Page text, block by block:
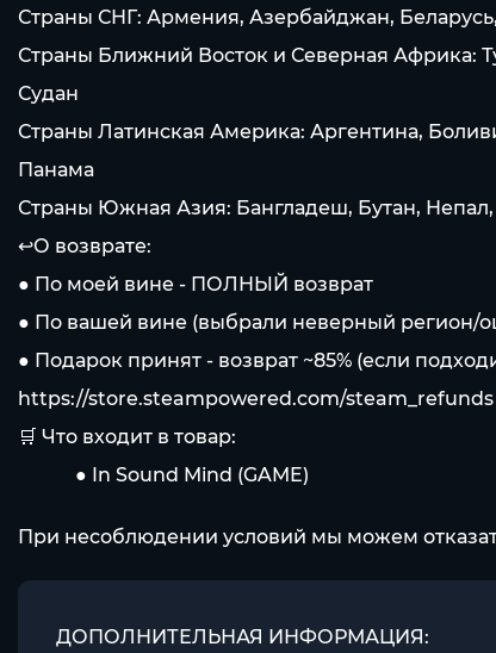
Страны СНГ: Армения, Азербайджан,
Страны Ближний Восток и Северная Африка:
Судан
Страны Латинская Америка: Аргентина,
Панама
Страны Южная Азия: Бангладеш, Бутан,
↩️О возврате:
● По моей вине - ПОЛНЫЙ возврат
● По вашей вине (выбрали неверный регион/
● Подарок принят - возврат ~85% (если
https://store.steampowered.com/steam_refunds
🛒 Что входит в товар:
⠀⠀⠀⠀● In Sound Mind (GAME)
При несоблюдении условий мы можем
ДОПОЛНИТЕЛЬНАЯ ИНФОРМАЦИЯ: